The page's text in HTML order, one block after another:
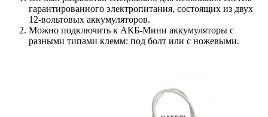
гарантированного электропитания, состоящих из двух
12-вольтовых аккумуляторов.
Можно подключить к АКБ-Мини аккумуляторы с
разными типами клемм: под болт или с ножевыми.